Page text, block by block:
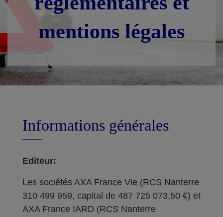
mentions légales
Informations générales
Editeur:
Les sociétés AXA France Vie (RCS Nanterre
310 499 959, capital de 487 725 073,50 €) et
AXA France IARD (RCS Nanterre